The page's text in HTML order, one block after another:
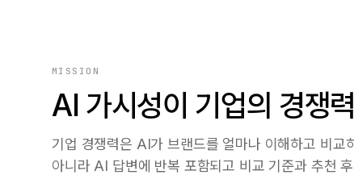
MISSION
AI 가시성이 기업의 경쟁
기업 경쟁력은 AI가 브랜드를 얼마나 이해하고 비교
아니라 AI 답변에 반복 포함되고 비교 기준과 추천